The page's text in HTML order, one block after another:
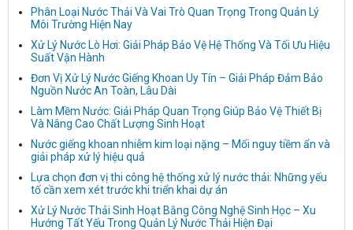
Phân Loại Nước Thải Và Vai Trò Quan Trọng Trong Quản Lý
Môi Trường Hiện Nay
Xử Lý Nước Lò Hơi: Giải Pháp Bảo Vệ Hệ Thống Và Tối Ưu Hiệu
Suất Vận Hành
Đơn Vị Xử Lý Nước Giếng Khoan Uy Tín – Giải Pháp Đảm Bảo
Nguồn Nước An Toàn, Lâu Dài
Làm Mềm Nước: Giải Pháp Quan Trọng Giúp Bảo Vệ Thiết Bị
Và Nâng Cao Chất Lượng Sinh Hoạt
Nước giếng khoan nhiễm kim loại nặng – Mối nguy tiềm ẩn và
giải pháp xử lý hiệu quả
Lựa chọn đơn vị thi công hệ thống xử lý nước thải: Những yếu
tố cần xem xét trước khi triển khai dự án
Xử Lý Nước Thải Sinh Hoạt Bằng Công Nghệ Sinh Học – Xu
Hướng Tất Yếu Trong Quản Lý Nước Thải Hiện Đại